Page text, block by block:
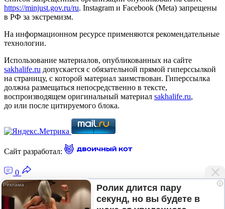
https://minjust.gov.ru/ru. Instagram и Facebook (Metа) запрещены
в РФ за экстремизм.
На информационном ресурсе применяются рекомендательные
технологии.
Использование материалов, опубликованных на сайте
sakhalife.ru допускается с обязательной прямой гиперссылкой
на страницу, с которой материал заимствован. Гиперссылка
должна размещаться непосредственно в тексте,
воспроизводящем оригинальный материал sakhalife.ru,
до или после цитируемого блока.
Сайт разработал:
0
Главная — Новости Якутии и мира
i
Ролик длится пару
секунд, но вы будете в